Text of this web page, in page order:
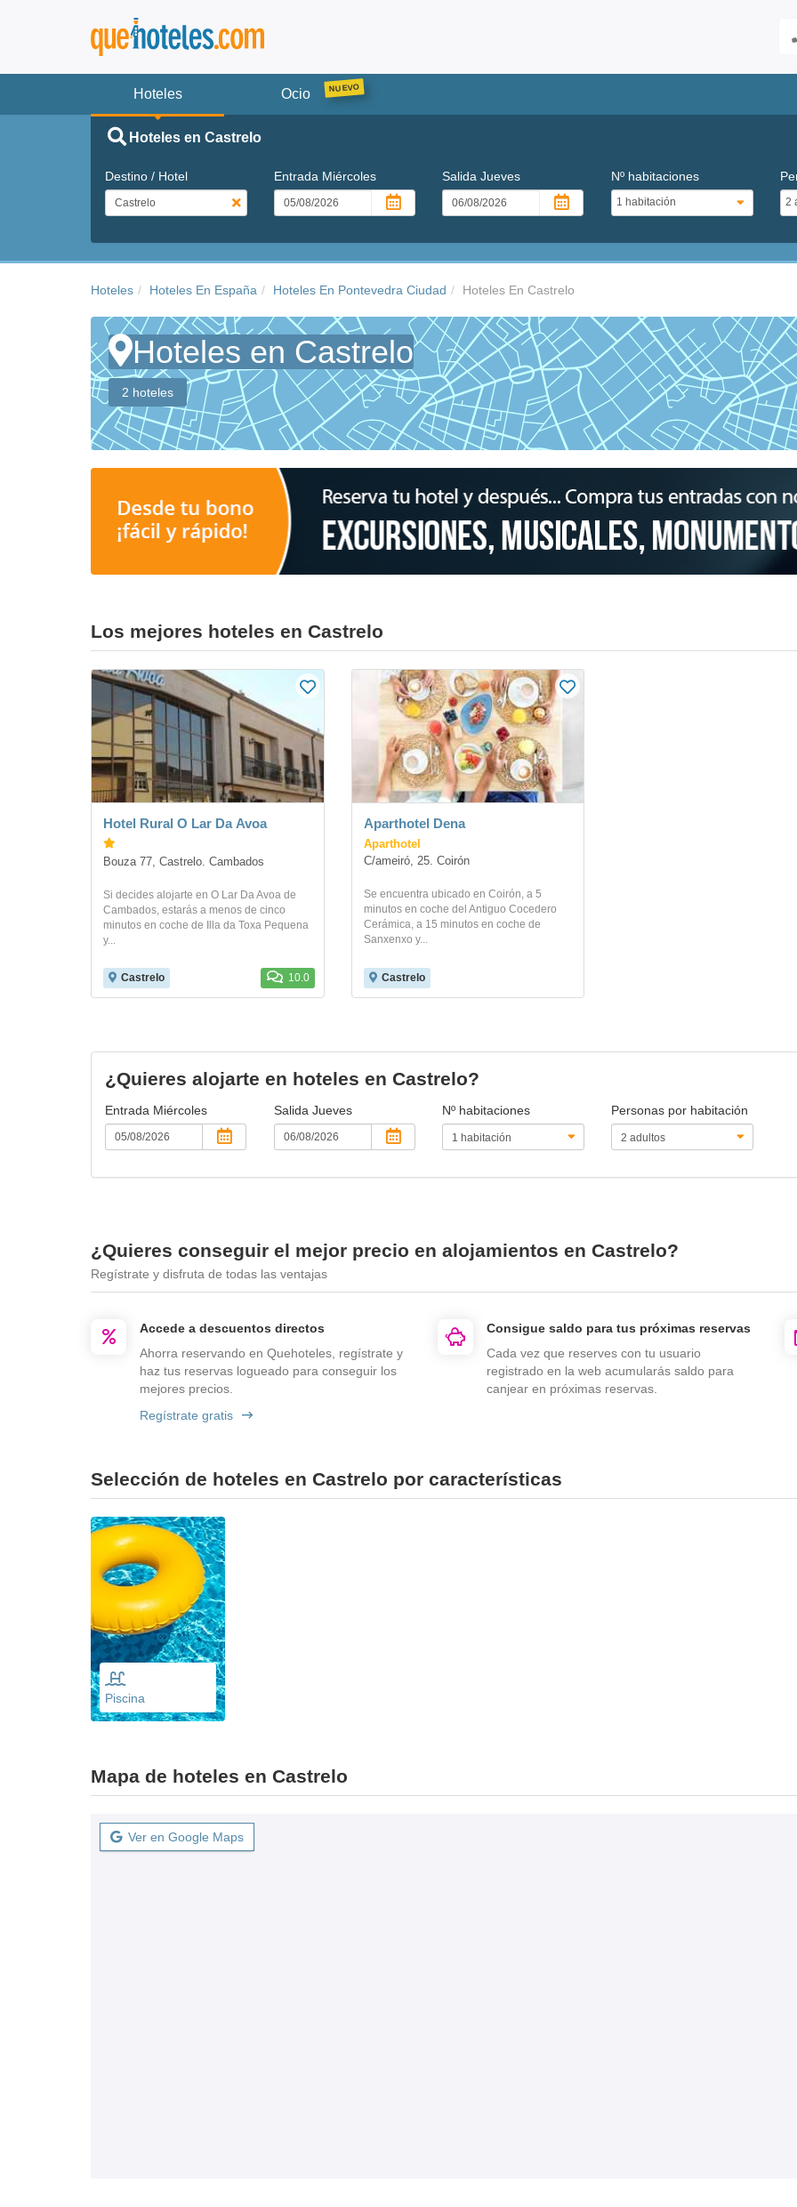
Hoteles Ocio
Hoteles en Castrelo
Destino / Hotel Entrada Miércoles SalidaJueves Nº habitaciones
Hoteles Hoteles En España Hoteles En Pontevedra Ciudad Hoteles En Castrelo
Hoteles en Castrelo
2 hoteles
Los mejores hoteles en Castrelo
Hotel Rural O Lar Da Avoa
Bouza 77, Castrelo. Cambados
Si decides alojarte en O Lar Da Avoa de
Cambados, estarás a menos de cinco
minutos en coche de Illa da Toxa Pequena
y...
Castrelo 10.0
Aparthotel Dena
Aparthotel
C/ameiró, 25. Coirón
Se encuentra ubicado en Coirón, a 5
minutos en coche del Antiguo Cocedero
Cerámica, a 15 minutos en coche de
Sanxenxo y...
Castrelo
¿Quieres alojarte en hoteles en Castrelo?
Entrada Miércoles Salida Jueves Nº habitaciones
Personas por habitación
¿Quieres conseguir el mejor precio en alojamientos en Castrelo?
Regístrate y disfruta de todas las ventajas
Accede a descuentos directos
Ahorra reservando en Quehoteles, regístrate y
haz tus reservas logueado para conseguir los
mejores precios.
Regístrate gratis
Consigue saldo para tus próximas reservas
Cada vez que reserves con tu usuario
registrado en la web acumularás saldo para
canjear en próximas reservas.
Selección de hoteles en Castrelo por características
Piscina
Mapa de hoteles en Castrelo
Ver en Google Maps